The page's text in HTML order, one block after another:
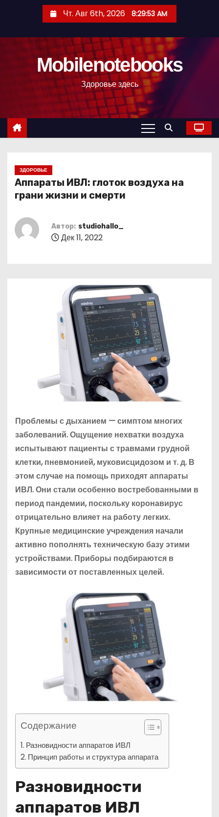
с
Чт. Авг 6th, 2026 8:29:54 AM
Mobilenotebooks
Здоровье здесь
ЗДОРОВЬЕ
Аппараты ИВЛ: глоток воздуха на
грани жизни и смерти
Автор: studiohallo_
Дек 11, 2022
Проблемы с дыханием — симптом многих
заболеваний. Ощущение нехватки воздуха
испытывают пациенты с травмами грудной
клетки, пневмонией, муковисцидозом и т. д. В
этом случае на помощь приходят аппараты
ИВЛ. Они стали особенно востребованными в
период пандемии, поскольку коронавирус
отрицательно влияет на работу легких.
Крупные медицинские учреждения начали
активно пополнять техническую базу этими
устройствами. Приборы подбираются в
зависимости от поставленных целей.
Содержание
Разновидности аппаратов ИВЛ
Принцип работы и структура аппарата
Разновидности
аппаратов ИВЛ